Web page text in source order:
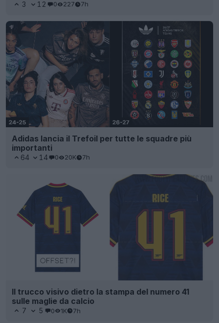
3 12 0 227 7h
Adidas lancia il Trefoil per tutte le squadre più
importanti
64 14 0 20K 7h
Il trucco visivo dietro la stampa del numero 41
sulle maglie da calcio
7 5 0 1K 7h